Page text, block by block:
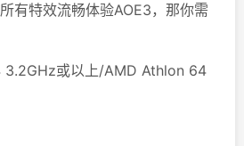
特效流畅体验AOE3，那你需
或以上/AMD Athlon 64